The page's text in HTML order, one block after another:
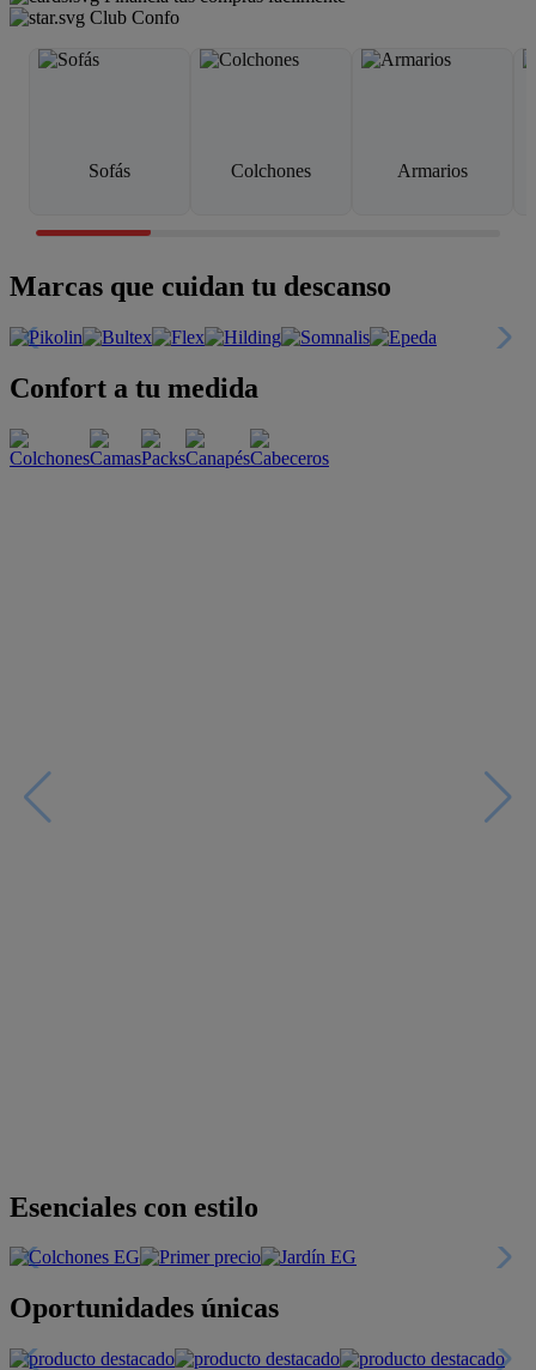
Club Confo
Sofás Colchones Armarios
Marcas que cuidan tu descanso
Confort a tu medida
Esenciales con estilo
Oportunidades únicas